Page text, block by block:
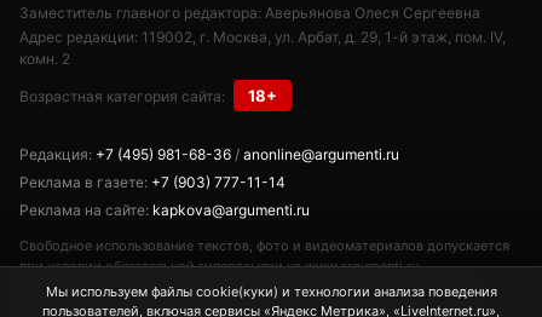
Заместитель главного редактора: Аверьянова Олеся Сергеевна
Адрес редакции: 119002, г. Москва, ул. Арбат, д. 29, 1-й этаж, пом. IV,
комн. 2
Возрастная категория сайта: 18+
Редакция: +7 (495) 981-68-36 / anonline@argumenti.ru
Реклама в газете: +7 (903) 777-11-14
Реклама на сайте: kapkova@argumenti.ru
Свободное использование текстов, фото и видеоматериалов допускается
при условии обязательной гиперссылки на www.argumenti.ru.
Использование в печатных СМИ — только с письменного разрешения.
Сетевое издание «Аргументы недели». Реестровая запись ЭЛ № ФС77-
Мы используем файлы cookie(куки) и технологии анализа поведения
пользователей, включая сервисы «Яндекс Метрика», «LiveInternet.ru»,